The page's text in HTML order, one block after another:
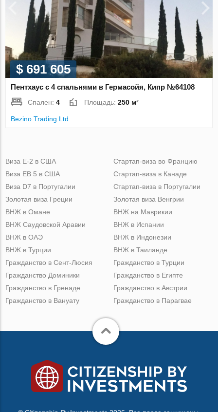
$ 691 605
Пентхаус с 4 спальнями в Гермасойя, Кипр №64108
Спален:4 Площадь:250 м²
Bezino Trading Ltd
Виза Е-2 в США
Виза ЕВ 5 в США
Виза D7 в Португалии
Золотая виза Греции
Стартап-виза во Францию
Стартап-виза в Канаде
Стартап-виза в Португалии
Золотая виза Венгрии
ВНЖ в Омане
ВНЖ Саудовской Аравии
ВНЖ в ОАЭ
ВНЖ в Турции
ВНЖ на Маврикии
ВНЖ в Испании
ВНЖ в Индонезии
ВНЖ в Таиланде
Гражданство в Сент-Люсия
Гражданство Доминики
Гражданство в Гренаде
Гражданство в Вануату
Гражданство в Турции
Гражданство в Египте
Гражданство в Австрии
Гражданство в Парагвае